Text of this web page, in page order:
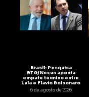
Brasil: Pesquisa
BTG/Nexus aponta
empate técnico entre
Lula e Flávio Bolsonaro
6 de agosto de 2026